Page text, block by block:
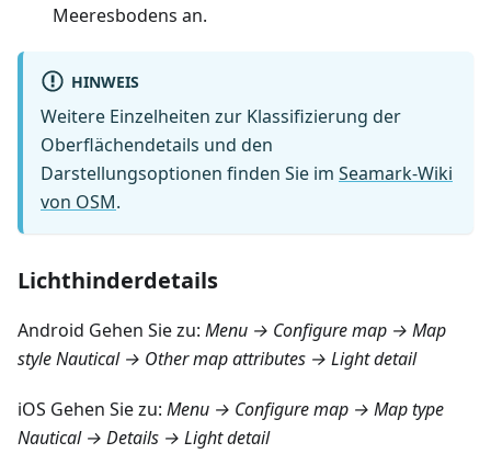
Meeresbodens an.
HINWEIS
Weitere Einzelheiten zur Klassifizierung der
Oberflächendetails und den
Darstellungsoptionen finden Sie im Seamark-Wiki
von OSM.
Lichthinderdetails
Android Gehen Sie zu: Menu → Configure map → Map
style Nautical → Other map attributes → Light detail
iOS Gehen Sie zu: Menu → Configure map → Map type
Nautical → Details → Light detail